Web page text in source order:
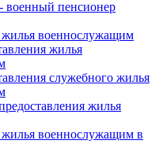
военный пенсионер
жилья военнослужащим
жилья
служебного жилья
жилья
жилья военнослужащим в